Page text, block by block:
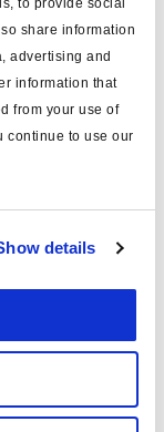
share information
advertising and
information that
from your use of
continue to use our
details